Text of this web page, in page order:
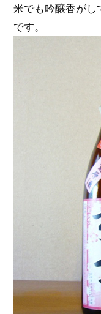
米でも吟醸香がし
です。